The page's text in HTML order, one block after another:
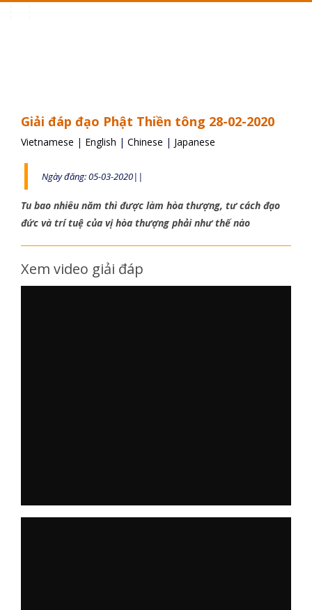
Giải đáp đạo Phật Thiền tông 28-02-2020
Vietnamese | English | Chinese | Japanese
Ngày đăng: 05-03-2020||
Tu bao nhiêu năm thì được làm hòa thượng, tư cách đạo
đức và trí tuệ của vị hòa thượng phải như thế nào
Xem video giải đáp